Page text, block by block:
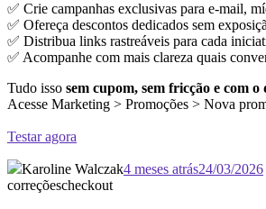
✅ Crie campanhas exclusivas para e-mail,
✅ Ofereça descontos dedicados sem
✅ Distribua links rastreáveis para cada
✅ Acompanhe com mais clareza quais
Tudo isso sem cupom, sem fricção e com
Acesse Marketing > Promoções > Nova
Testar agora
Karoline Walczak4 meses atrás24/03/2026
correçõescheckout